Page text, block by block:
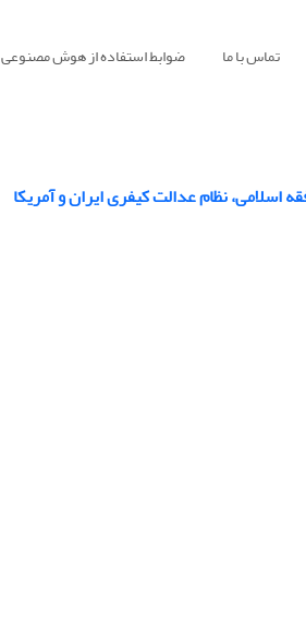
تماس با ما ضوابط استفاده از هوش مصنوعی
نظام عدالت کیفری ایران و آمریکا